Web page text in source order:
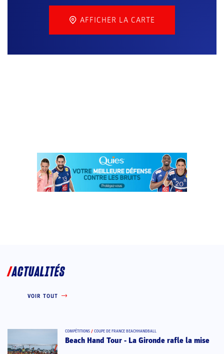
AFFICHER LA CARTE
ACTUALITÉS
VOIR TOUT
COMPÉTITIONS / COUPE DE FRANCE BEACHHANDBALL
Beach Hand Tour - La Gironde rafle la mise